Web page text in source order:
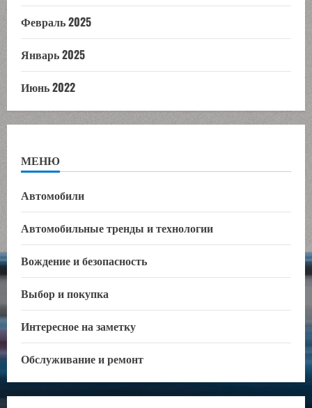
Февраль 2025
Январь 2025
Июнь 2022
МЕНЮ
Автомобили
Автомобильные тренды и технологии
Вождение и безопасность
Выбор и покупка
Интересное на заметку
Обслуживание и ремонт